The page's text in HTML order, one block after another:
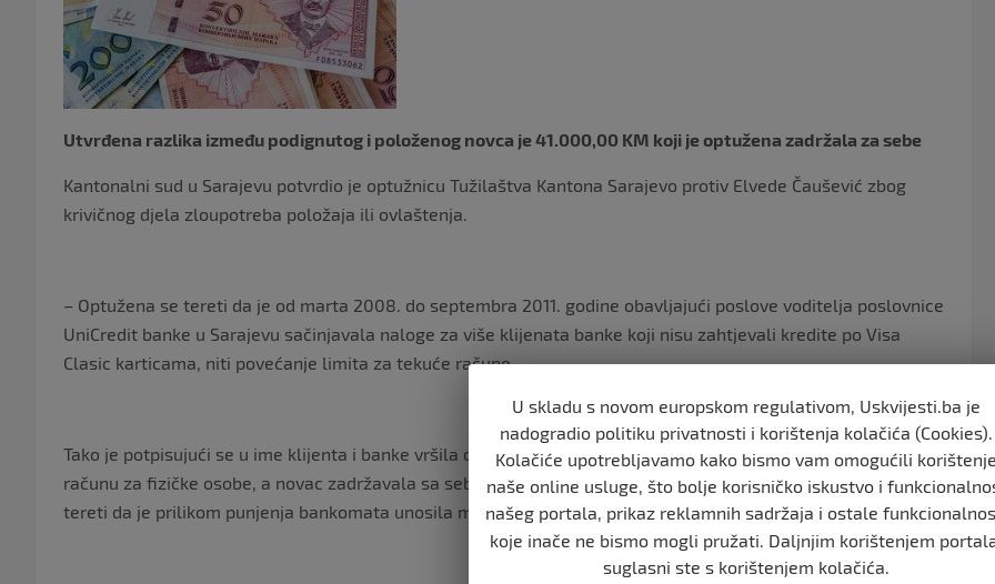
Utvrđena razlika između podignutog i položenog novca je 41.000,00 KM koji je optužena zadržala za sebe
Kantonalni sud u Sarajevu potvrdio je optužnicu Tužilaštva Kantona Sarajevo protiv Elvede Čaušević zbog
krivičnog djela zloupotreba položaja ili ovlaštenja.
– Optužena se tereti da je od marta 2008. do septembra 2011. godine obavljajući poslove voditelja poslovnice
UniCredit banke u Sarajevu sačinjavala naloge za više klijenata banke koji nisu zahtjevali kredite po Visa
Clasic karticama, niti povećanje limita za tekuće račune.
Tako je potpisujući se u ime klijenta i banke vršila odobrenje Visa Clasic kredita i povećanje prekoračenja na
računu za fizičke osobe, a novac zadržavala sa sebe i to iznos od 65.000,00 KM. Istovremeno, optužena se
tereti da je prilikom punjenja bankomata unosila manje novčane iznose od onih podignutih iz trezora.
U skladu s novom europskom regulativom, Uskvijesti.ba je
nadogradio politiku privatnosti i korištenja kolačića (Cookies).
Kolačiće upotrebljavamo kako bismo vam omogućili
naše online usluge, što bolje korisničko iskustvo i
našeg portala, prikaz reklamnih sadržaja i ostale
koje inače ne bismo mogli pružati. Daljnjim korištenjem
suglasni ste s korištenjem kolačića.